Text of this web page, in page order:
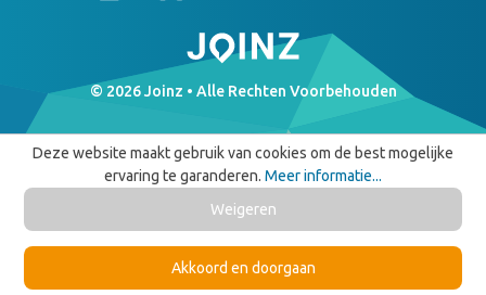
© 2026 Joinz • Alle Rechten Voorbehouden
Deze website maakt gebruik van cookies om de best mogelijke
ervaring te garanderen. Meer informatie...
Weigeren
Akkoord en doorgaan